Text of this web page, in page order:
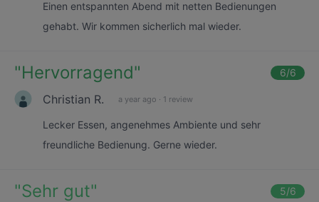
Einen entspannten Abend mit netten Bedienungen
gehabt. Wir kommen sicherlich mal wieder.
"Hervorragend" 6/6
Christian R. a year ago · 1 review
Lecker Essen, angenehmes Ambiente und sehr
freundliche Bedienung. Gerne wieder.
"Sehr gut" 5/6